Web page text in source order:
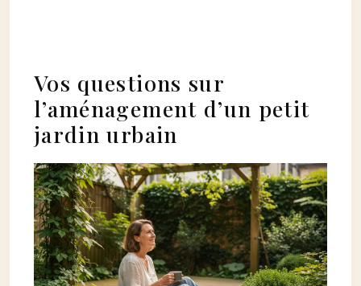
Vos questions sur
l’aménagement d’un petit
jardin urbain